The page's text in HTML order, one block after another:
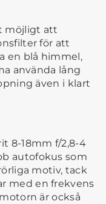
möjligt att
för att
en blå himmel,
använda lång
även i klart
8-18mm f/2,8-4
autofokus som
motiv, tack
med en frekvens
är också